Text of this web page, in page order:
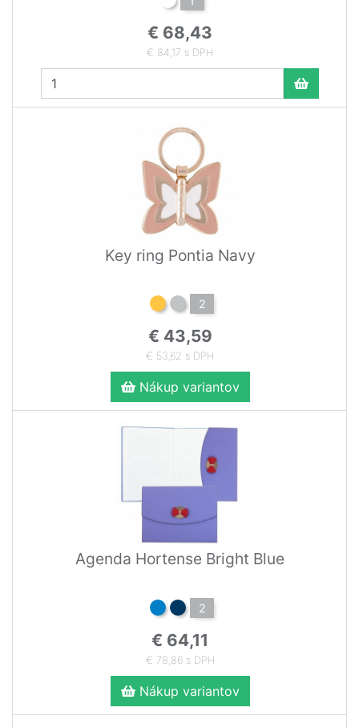
€ 68,43
€ 84,17 s DPH
Key ring Pontia Navy
2
€ 43,59
€ 53,62 s DPH
Nákup variantov
Agenda Hortense Bright Blue
2
€ 64,11
€ 78,86 s DPH
Nákup variantov